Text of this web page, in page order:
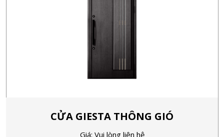
CỬA GIESTA THÔNG GIÓ
Giá: Vui lòng liên hệ